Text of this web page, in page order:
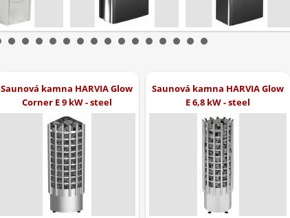
Saunová kamna HARVIA Glow
Corner E 9 kW - steel
Saunová kamna HARVIA Glow
E 6,8 kW - steel